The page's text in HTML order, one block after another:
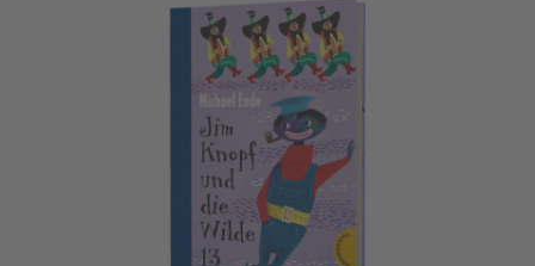
Jim Knopf: Jim Knopf und die Wilde 13